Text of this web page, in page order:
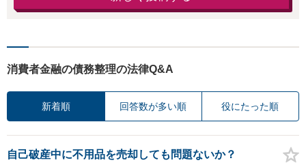
消費者金融の債務整理の法律Q&A
新着順 回答数が多い順 役にたった順
自己破産中に不用品を売却しても問題ないか？